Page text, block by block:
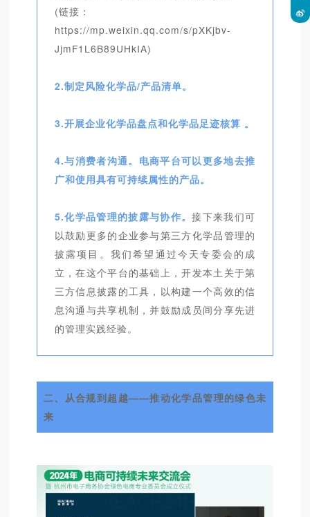
(链接：
https://mp.weixin.qq.com/s/pXKjbv-
JjmF1L6B89UHkIA)
2.制定风险化学品/产品清单。
3.开展企业化学品盘点和化学品足迹核算 。
4.与消费者沟通。电商平台可以更多地去推
广和使用具有可持续属性的产品。
5.化学品管理的披露与协作。接下来我们可
以鼓励更多的企业参与第三方化学品管理的
披露项目。我们希望通过今天专委会的成
立，在这个平台的基础上，开发本土关于第
三方信息披露的工具，以构建一个高效的信
息沟通与共享机制，并鼓励成员间分享先进
的管理实践经验。
二、从合规到超越——推动化学品管理的绿色未
来